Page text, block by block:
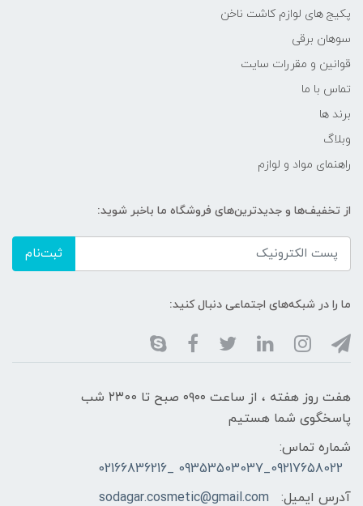
پکیج های لوازم کاشت ناخن
سوهان برقی
قوانین و مقررات سایت
تماس با ما
برند ها
وبلاگ
راهنمای مواد و لوازم
از تخفیف‌ها و جدیدترین‌های فروشگاه ما باخبر شوید:
ثبت‌نام
ما را در شبکه‌های اجتماعی دنبال کنید:
هفت روز هفته ، از ساعت ۰۹۰۰ صبح تا ۲۳00 شب
پاسخگوی شما هستیم
شماره تماس:
09217658022_09353503037 _02166836216
آدرس ایمیل:
sodagar.cosmetic@gmail.com